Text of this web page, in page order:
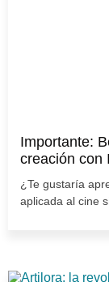
Importante:
creación con
¿Te gustaría
aplicada al cine